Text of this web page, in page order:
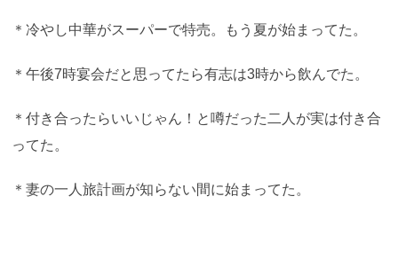
＊冷やし中華がスーパーで特売。もう夏が始まってた。
＊午後7時宴会だと思ってたら有志は3時から飲んでた。
＊付き合ったらいいじゃん！と噂だった二人が実は付き合
ってた。
＊妻の一人旅計画が知らない間に始まってた。